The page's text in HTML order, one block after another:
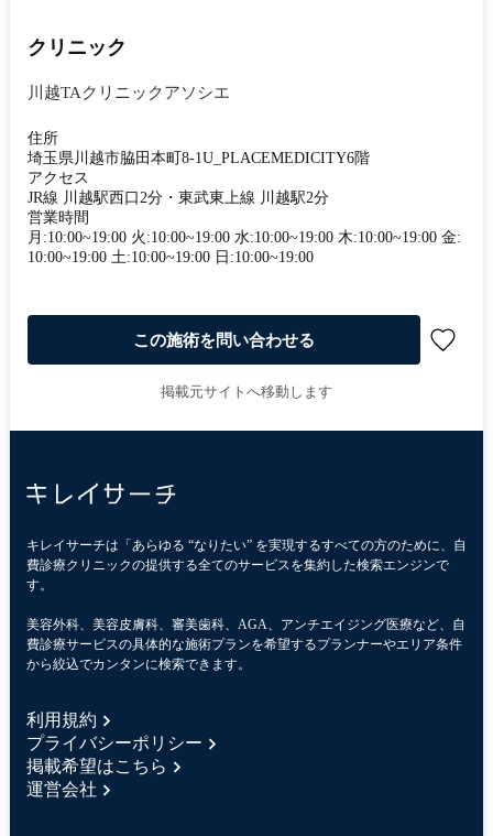
クリニック
川越TAクリニックアソシエ
住所
埼玉県川越市脇田本町8-1U_PLACEMEDICITY6階
アクセス
JR線 川越駅西口2分・東武東上線 川越駅2分
営業時間
月:10:00~19:00 火:10:00~19:00 水:10:00~19:00 木:10:00~19:00 金:
10:00~19:00 土:10:00~19:00 日:10:00~19:00
この施術を問い合わせる
掲載元サイトへ移動します
キレイサーチは「あらゆる “なりたい” を実現するすべての方のために、自
費診療クリニックの提供する全てのサービスを集約した検索エンジンで
す。
美容外科、美容皮膚科、審美歯科、AGA、アンチエイジング医療など、自
費診療サービスの具体的な施術プランを希望するプランナーやエリア条件
から絞込でカンタンに検索できます。
利用規約
プライバシーポリシー
掲載希望はこちら
運営会社